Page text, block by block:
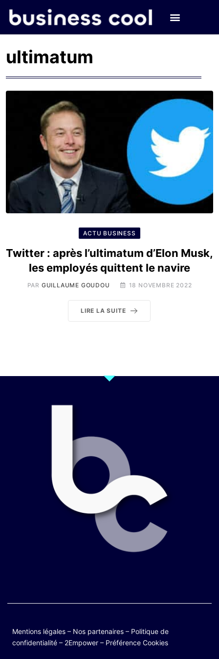
ultimatum
ACTU BUSINESS
Twitter : après l’ultimatum d’Elon Musk,
les employés quittent le navire
PAR GUILLAUME GOUDOU 18 NOVEMBRE 2022
LIRE LA SUITE
Mentions légales – Nos partenaires – Politique de
confidentialité – 2Empower – Préférence Cookies